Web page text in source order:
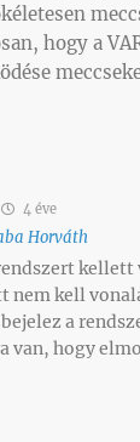
hogy a
4 éve
Horváth
kellett
nem kell
a
van, hogy